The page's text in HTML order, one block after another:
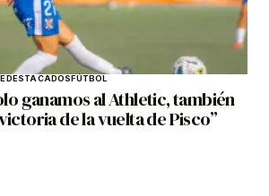
DESTACADOSFÚTBOL
ganamos al Athletic, también
de la vuelta de Pisco”